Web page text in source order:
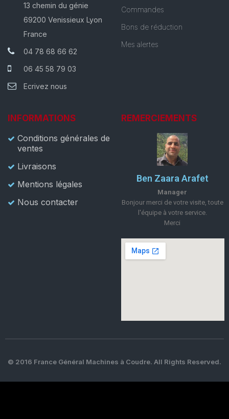
13 chemin du génie
69200 Venissieux Lyon
France
04 78 68 66 62
06 45 58 79 03
Ecrivez nous
Commandes
Bons de réduction
Mes alertes
INFORMATIONS
Conditions générales de
ventes
Livraisons
Mentions légales
Nous contacter
REMERCIEMENTS
Ben Zaara Arafet
Manager
Bonjour merci de votre visite, toute
l'équipe à votre service.
Merci
© 2016 France Général Machines à Coudre. All Rights Reserved.